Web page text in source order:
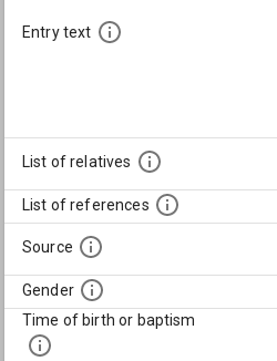
Entry text
List of relatives
List of references
Source
Gender
Time of birth or baptism